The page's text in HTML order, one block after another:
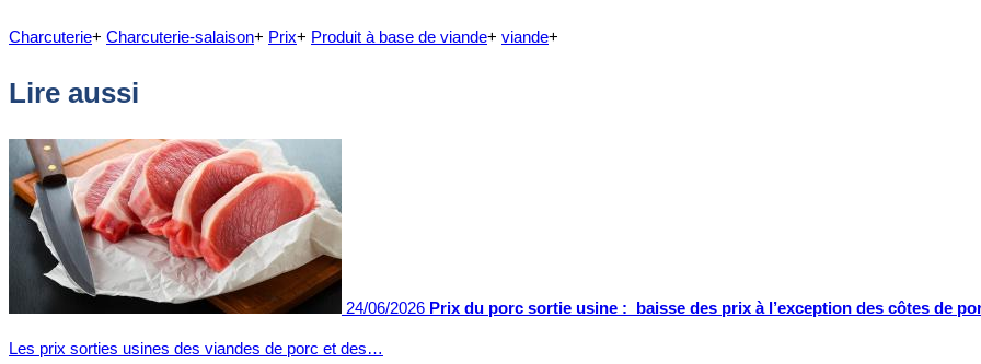
Charcuterie+ Charcuterie-salaison+ Prix+ Produit à base de viande+ viande+
Lire aussi
24/06/2026 Prix du porc sortie usine : baisse des prix à l’exception des côtes de
Les prix sorties usines des viandes de porc et des…